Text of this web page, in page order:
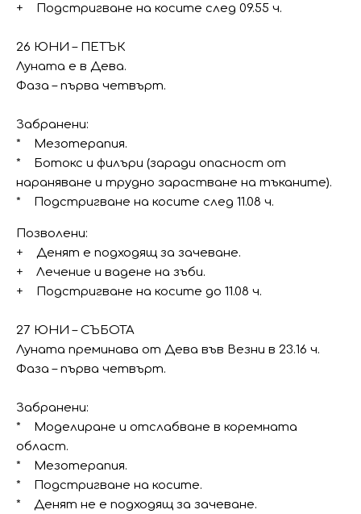
+ Подстригване на косите след 09.55 ч.
26 ЮНИ – ПЕТЪК
Луната е в Дева.
Фаза – първа четвърт.
Забранени:
* Мезотерапия.
* Ботокс и филъри (заради опасност от
нараняване и трудно зарастване на тъканите).
* Подстригване на косите след 11.08 ч.
Позволени:
+ Денят е подходящ за зачеване.
+ Лечение и вадене на зъби.
+ Подстригване на косите до 11.08 ч.
27 ЮНИ – СЪБОТА
Луната преминава от Дева във Везни в 23.16 ч.
Фаза – първа четвърт.
Забранени:
* Моделиране и отслабване в коремната
област.
* Мезотерапия.
* Подстригване на косите.
* Денят не е подходящ за зачеване.